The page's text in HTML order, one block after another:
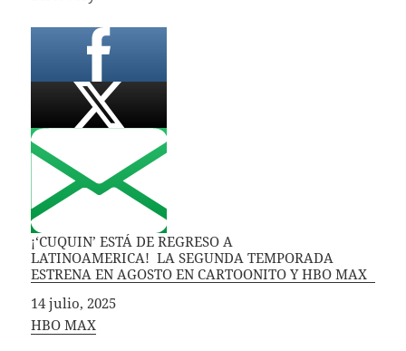
¡‘CUQUIN’ ESTÁ DE REGRESO A
LATINOAMERICA! LA SEGUNDA TEMPORADA
ESTRENA EN AGOSTO EN CARTOONITO Y HBO MAX
Fecha
14 julio, 2025
In relation to
HBO MAX